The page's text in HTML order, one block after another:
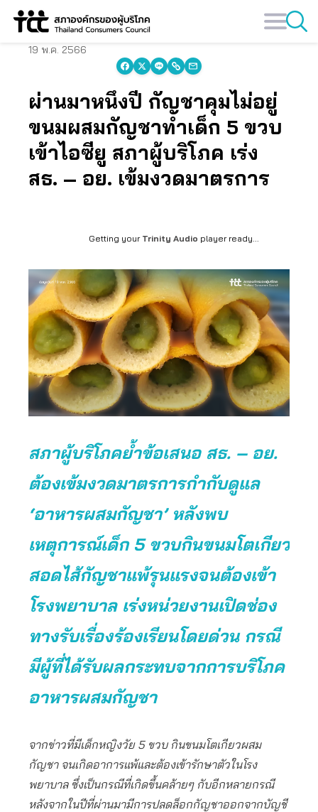
Skip
19 พ.ค. 2566
ผ่านมาหนึ่งปี กัญชาคุมไม่อยู่
ขนมผสมกัญชาทำเด็ก 5 ขวบ
เข้าไอซียู สภาผู้บริโภค เร่ง
สธ. – อย. เข้มงวดมาตรการ
Getting your Trinity Audio player ready...
สภาผู้บริโภคย้ำข้อเสนอ สธ. – อย.
ต้องเข้มงวดมาตรการกำกับดูแล
‘อาหารผสมกัญชา’ หลังพบ
เหตุการณ์เด็ก 5 ขวบกินขนมโตเกียว
สอดไส้กัญชาแพ้รุนแรงจนต้องเข้า
โรงพยาบาล เร่งหน่วยงานเปิดช่อง
ทางรับเรื่องร้องเรียนโดยด่วน กรณี
มีผู้ที่ได้รับผลกระทบจากการบริโภค
อาหารผสมกัญชา
จากข่าวที่มีเด็กหญิงวัย 5 ขวบ กินขนมโตเกียวผสม
กัญชา จนเกิดอาการแพ้และต้องเข้ารักษาตัวในโรง
พยาบาล ซึ่งเป็นกรณีที่เกิดขึ้นคล้ายๆ กับอีกหลายกรณี
หลังจากในปีที่ผ่านมามีการปลดล็อกกัญชาออกจากบัญชี